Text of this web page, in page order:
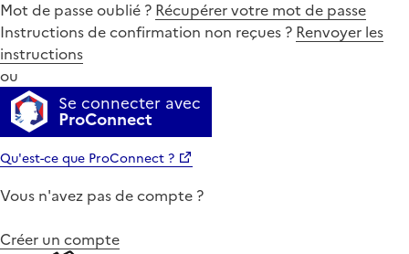
Mot de passe oublié ? Récupérer votre mot de passe
Instructions de confirmation non reçues ? Renvoyer les
instructions
ou
Se connecter avec
ProConnect
Qu'est-ce que ProConnect ?
Vous n'avez pas de compte ?
Créer un compte